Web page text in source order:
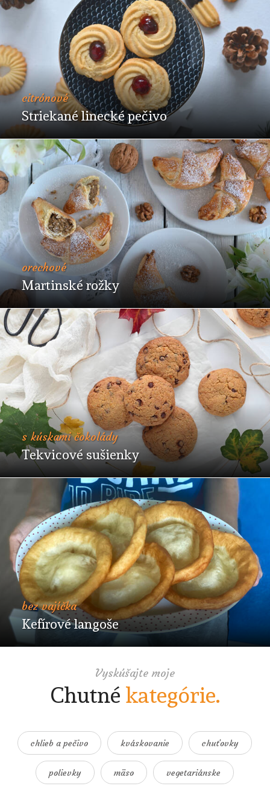
citrónové
Striekané linecké pečivo
orechové
Martinské rožky
s kúskami čokolády
Tekvicové sušienky
bez vajíčka
Kefírové langoše
Vyskúšajte moje
Chutné kategórie.
chlieb a pečivo kváskovanie chuťovky
polievky mäso vegetariánske